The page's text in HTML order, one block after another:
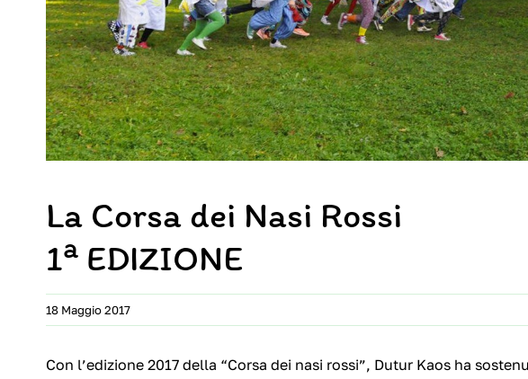
La Corsa dei Nasi Rossi
1aEDIZIONE
18 Maggio 2017
Con l’edizione 2017 della “Corsa dei nasi rossi”, Dutur Kaos ha